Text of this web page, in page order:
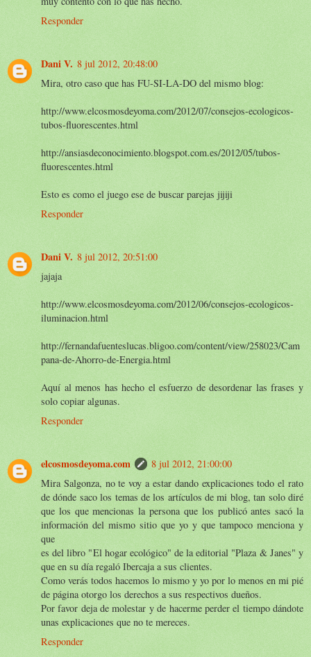
Responder
Dani V. 8 jul 2012, 20:48:00
Mira, otro caso que has FU-SI-LA-DO del mismo blog:
http://www.elcosmosdeyoma.com/2012/07/consejos-ecologicos-
tubos-fluorescentes.html
http://ansiasdeconocimiento.blogspot.com.es/2012/05/tubos-
fluorescentes.html
Esto es como el juego ese de buscar parejas jijiji
Responder
Dani V. 8 jul 2012, 20:51:00
jajaja
http://www.elcosmosdeyoma.com/2012/06/consejos-ecologicos-
iluminacion.html
http://fernandafuenteslucas.bligoo.com/content/view/258023/Cam
pana-de-Ahorro-de-Energia.html
Aquí al menos has hecho el esfuerzo de desordenar las frases y
solo copiar algunas.
Responder
elcosmosdeyoma.com
8 jul 2012, 21:00:00
Mira Salgonza, no te voy a estar dando explicaciones todo el rato
de dónde saco los temas de los artículos de mi blog, tan solo diré
que los que mencionas la persona que los publicó antes sacó la
información del mismo sitio que yo y que tampoco menciona y
que
es del libro "El hogar ecológico" de la editorial "Plaza & Janes" y
que en su día regaló Ibercaja a sus clientes.
Como verás todos hacemos lo mismo y yo por lo menos en mi pié
de página otorgo los derechos a sus respectivos dueños.
Por favor deja de molestar y de hacerme perder el tiempo dándote
unas explicaciones que no te mereces.
Responder